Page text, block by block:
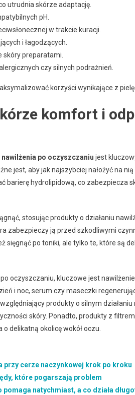
utrudnia skórze adaptację.
pH.
w trakcie kuracji.
i łagodzących.
skóry preparatami.
czy silnych podrażnień.
korzyści wynikające z
komfort i
po oczyszczaniu jest
jest, aby jak najszybciej nałożyć na
barierę hydrolipidową, co zabezpiecza
stosując produkty o działaniu
zabezpieczy ją przed szkodliwymi
sięgnąć po toniki, ale tylko te, które są
oczyszczaniu, kluczowe jest
i noc, serum czy maseczki
produkty o silnym
skóry. Ponadto, produkty z
delikatną okolicę wokół oczu.
przy cerze naczynkowej krok po kroku
które pogarszają problem
pomaga natychmiast, a co działa